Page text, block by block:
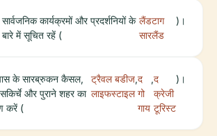
सार्वजनिक कार्यक्रमों और प्रदर्शनियों के
बारे में सूचित रहें (
लैंडटाग
सारलैंड
)।
के सारब्रुकन कैसल,
और पुराने शहर का
करें (
ट्रैवल बडीज
लाइफस्टाइल
,द
गो
गाय
,द
क्रेजी
टूरिस्ट
)।